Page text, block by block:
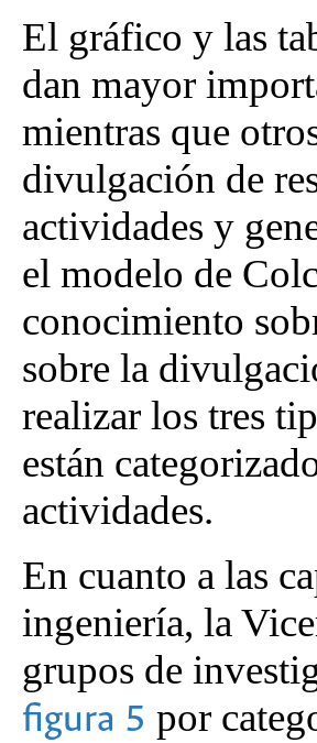
El gráfico y las
dan mayor
mientras que
divulgación de
actividades y
el modelo de
conocimiento
sobre la
realizar los tres
están
actividades.
En cuanto a las
ingeniería, la
grupos de
figura 5 por